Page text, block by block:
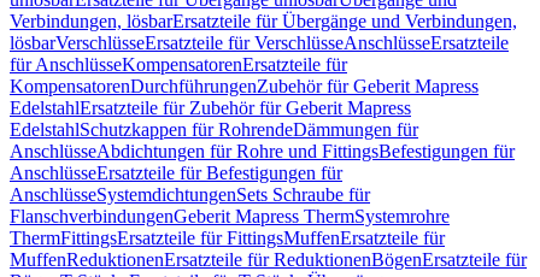
Verbindungen, lösbarErsatzteile für Übergänge und Verbindungen,
lösbarVerschlüsseErsatzteile für VerschlüsseAnschlüsseErsatzteile
für AnschlüsseKompensatorenErsatzteile für
KompensatorenDurchführungenZubehör für Geberit Mapress
EdelstahlErsatzteile für Zubehör für Geberit Mapress
EdelstahlSchutzkappen für RohrendeDämmungen für
AnschlüsseAbdichtungen für Rohre und FittingsBefestigungen für
AnschlüsseErsatzteile für Befestigungen für
AnschlüsseSystemdichtungenSets Schraube für
FlanschverbindungenGeberit Mapress ThermSystemrohre
ThermFittingsErsatzteile für FittingsMuffenErsatzteile für
MuffenReduktionenErsatzteile für ReduktionenBögenErsatzteile für